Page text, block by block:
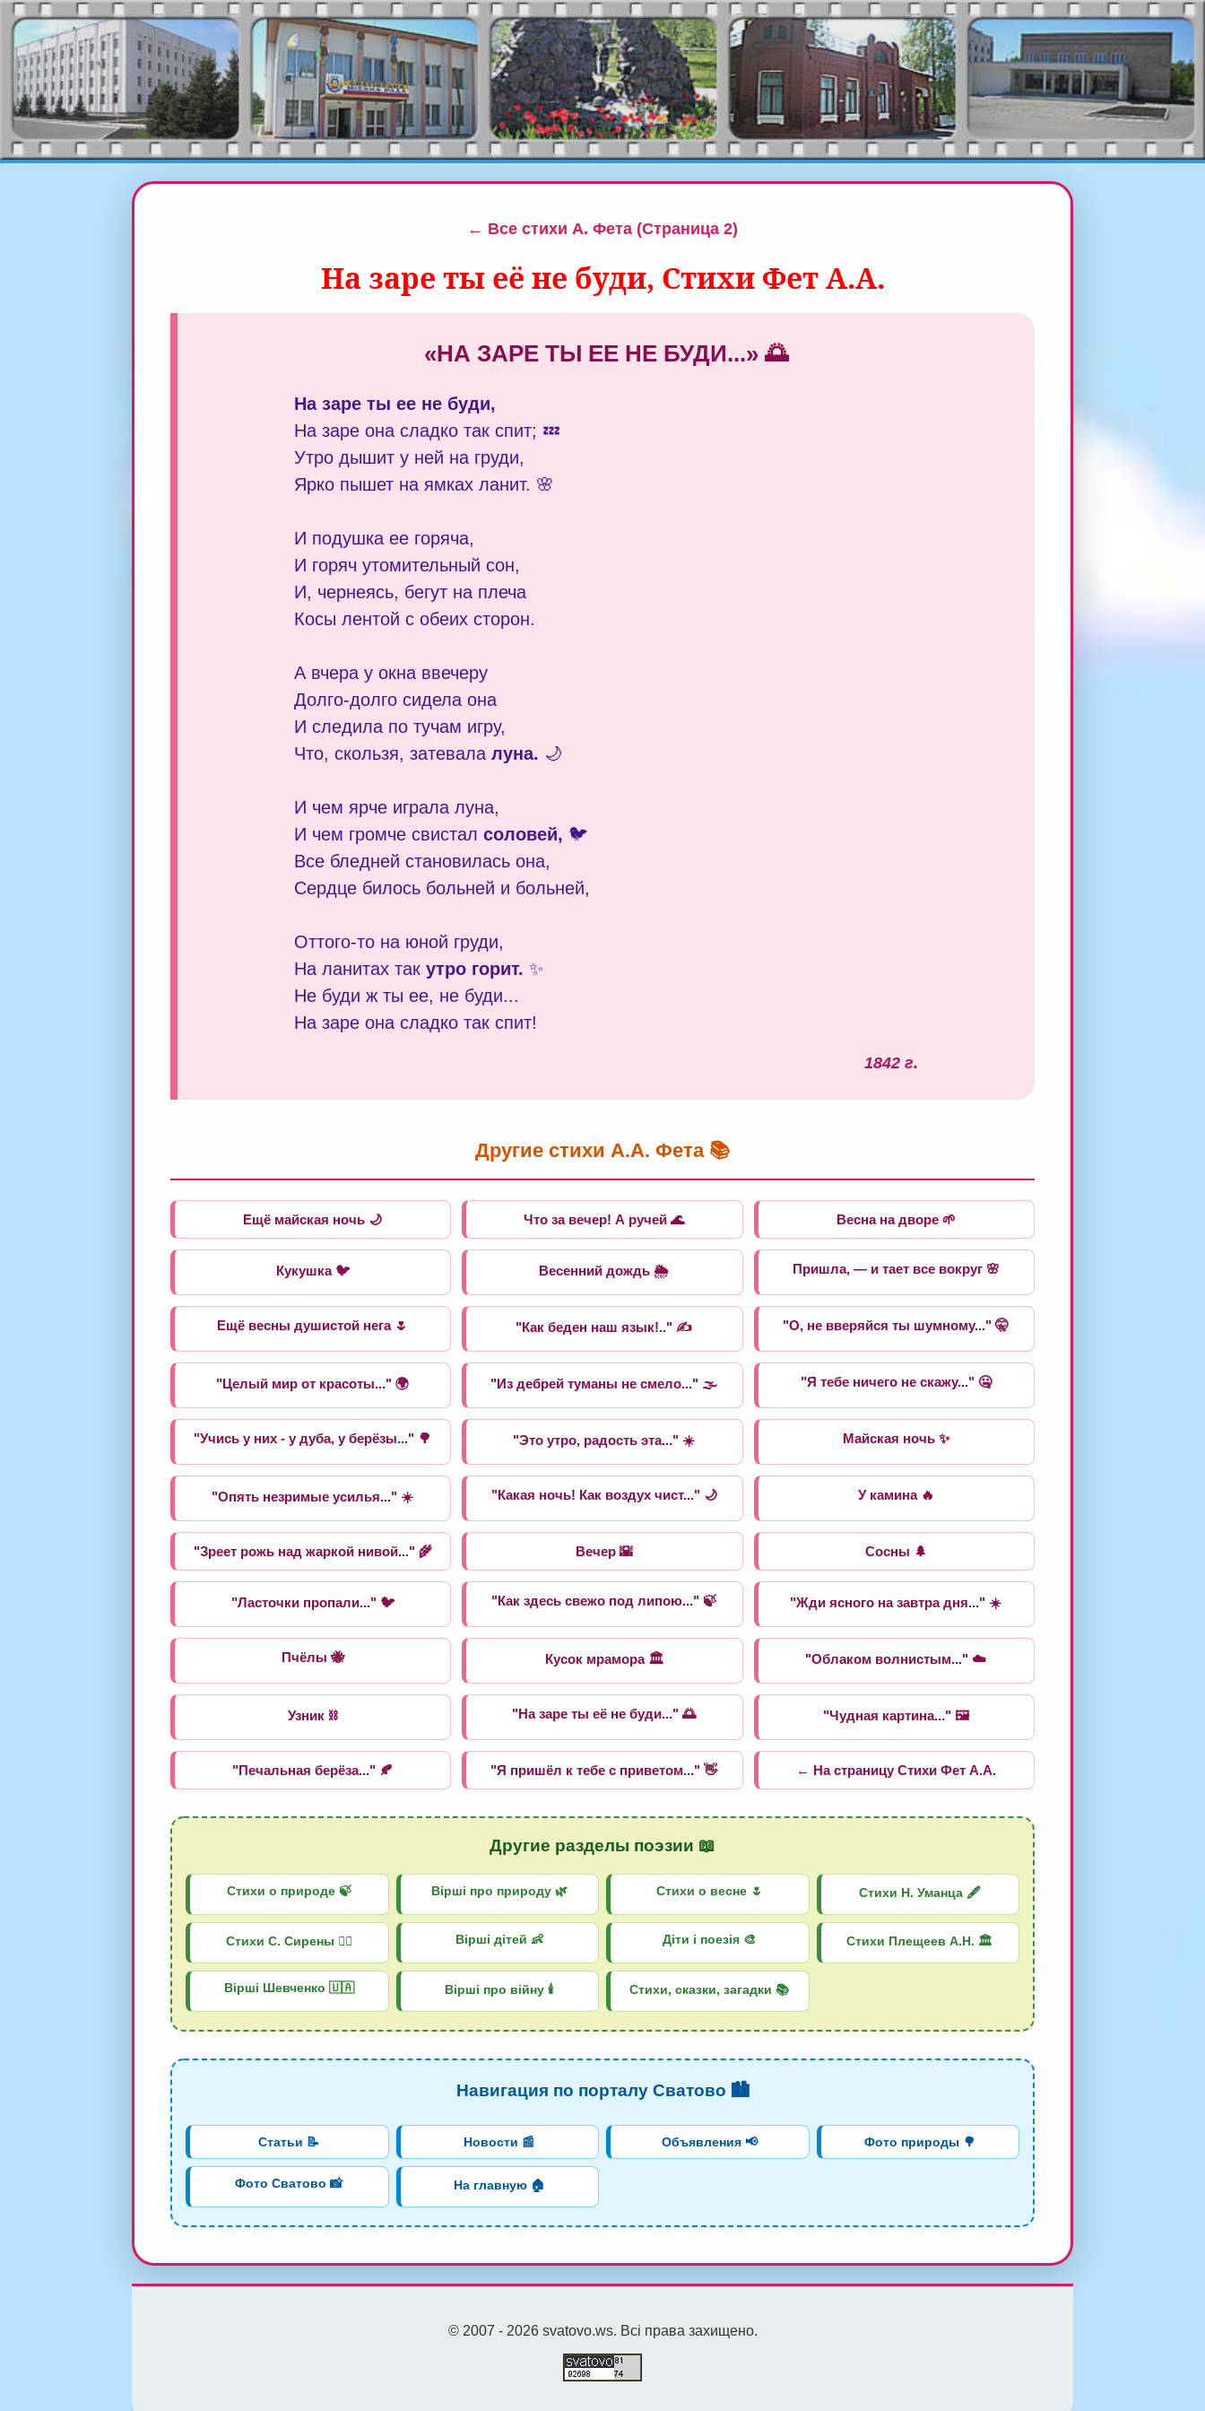
← Все стихи А. Фета (Страница 2)
На заре ты её не буди, Стихи Фет А.А.
«НА ЗАРЕ ТЫ ЕЕ НЕ БУДИ...» 🌅
На заре ты ее не буди,
На заре она сладко так спит; 💤
Утро дышит у ней на груди,
Ярко пышет на ямках ланит. 🌸
И подушка ее горяча,
И горяч утомительный сон,
И, чернеясь, бегут на плеча
Косы лентой с обеих сторон.
А вчера у окна ввечеру
Долго-долго сидела она
И следила по тучам игру,
Что, скользя, затевала луна. 🌙
И чем ярче играла луна,
И чем громче свистал соловей, 🐦
Все бледней становилась она,
Сердце билось больней и больней,
Оттого-то на юной груди,
На ланитах так утро горит. ✨
Не буди ж ты ее, не буди...
На заре она сладко так спит!
1842 г.
Другие стихи А.А. Фета 📚
Ещё майская ночь 🌙 Что за вечер! А ручей 🌊 Весна на дворе 🌱
Кукушка 🐦 Весенний дождь 🌦️ Пришла, — и тает все вокруг 🌸
Ещё весны душистой нега 🌷 "Как беден наш язык!.." ✍️ "О, не вверяйся ты шумному..." 🤫
"Целый мир от красоты..." 🌍 "Из дебрей туманы не смело..." 🌫️ "Я тебе ничего не скажу..." 🤐
"Учись у них - у дуба, у берёзы..." 🌳 "Это утро, радость эта..." ☀️ Майская ночь ✨
"Опять незримые усилья..." ☀️ "Какая ночь! Как воздух чист..." 🌙 У камина 🔥
"Зреет рожь над жаркой нивой..." 🌾 Вечер 🌇 Сосны 🌲
"Ласточки пропали..." 🐦 "Как здесь свежо под липою..." 🍃 "Жди ясного на завтра дня..." ☀️
Пчёлы 🐝 Кусок мрамора 🏛️ "Облаком волнистым..." ☁️
Узник ⛓️ "На заре ты её не буди..." 🌅 "Чудная картина..." 🖼️
"Печальная берёза..." 🍂 "Я пришёл к тебе с приветом..." 👋 ← На страницу Стихи Фет А.А.
Другие разделы поэзии 📖
Стихи о природе 🍃 Вірші про природу 🌿 Стихи о весне 🌷 Стихи Н. Уманца 🖋️
Стихи С. Сирены 🧜‍♀️ Вірші дітей 👶 Діти і поезія 🎨 Стихи Плещеев А.Н. 🏛️
Вірші Шевченко 🇺🇦 Вірші про війну 🕯️ Стихи, сказки, загадки 📚
Навигация по порталу Сватово 🏙️
Статьи 📝 Новости 📰 Объявления 📢 Фото природы 🌳
Фото Сватово 📸 На главную 🏠
© 2007 - 2026 svatovo.ws. Всі права захищено.